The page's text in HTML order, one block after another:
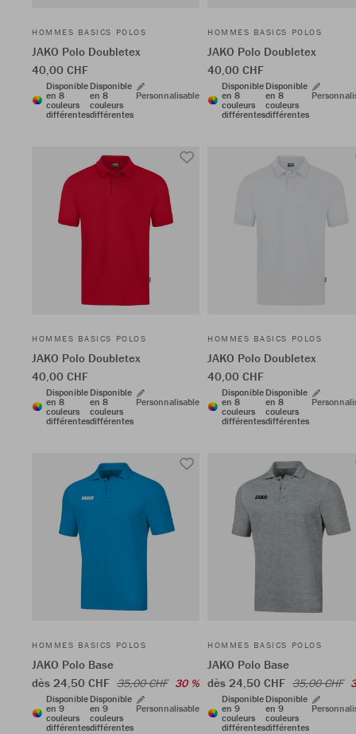
HOMMES BASICS POLOS
JAKO Polo Doubletex
40,00 CHF
Disponible
en 8
couleurs
différentes
Disponible
en 8
couleurs
différentes
Personnalisable
HOMMES BASICS POLOS
JAKO Polo Doubletex
40,00 CHF
Disponible
en 8
couleurs
différentes
Disponible
en 8
couleurs
différentes
HOMMES BASICS POLOS
JAKO Polo Doubletex
40,00 CHF
Disponible
en 8
couleurs
différentes
Disponible
en 8
couleurs
différentes
Personnalisable
HOMMES BASICS POLOS
JAKO Polo Doubletex
40,00 CHF
Disponible
en 8
couleurs
différentes
Disponible
en 8
couleurs
différentes
HOMMES BASICS POLOS
JAKO Polo Base
dès 24,50 CHF 35,00 CHF 30 %
Disponible
en 9
couleurs
différentes
Disponible
en 9
couleurs
différentes
Personnalisable
HOMMES BASICS POLOS
JAKO Polo Base
dès 24,50 CHF 35,00 CHF
Disponible
en 9
couleurs
différentes
Disponible
en 9
couleurs
différentes